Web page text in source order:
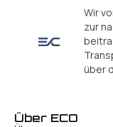
Wir
zur
über
Über ECO